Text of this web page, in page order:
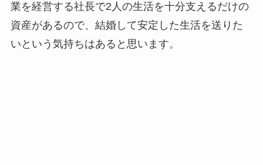
業を経営する社長で2人の生活を十分支えるだけの
資産があるので、結婚して安定した生活を送りた
いという気持ちはあると思います。